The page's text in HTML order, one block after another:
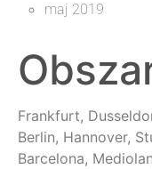
maj 2019
Frankfurt,
Berlin, Hannover,
Barcelona,